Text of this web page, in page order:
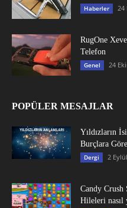
Haberler 24
RugOne
Telefon
Genel 24
POPÜLER MESAJLAR
Yıldızların
Burçlara
Dergi 2
Candy Crush
Hileleri nasıl